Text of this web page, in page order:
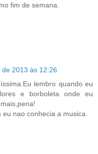
fim de semana.
2013 às 12:26
lembro quando eu
e borboleta onde eu
nao conhecia a musica.